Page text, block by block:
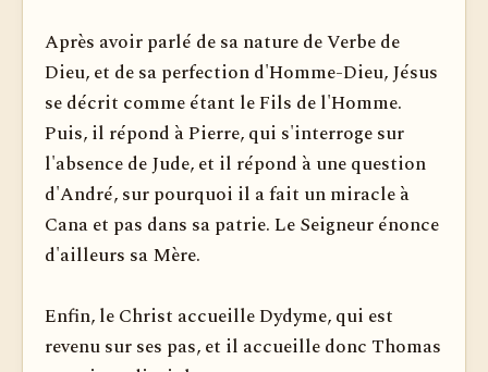
Après avoir parlé de sa nature de Verbe de
Dieu, et de sa perfection d'Homme-Dieu, Jésus
se décrit comme étant le Fils de l'Homme.
Puis, il répond à Pierre, qui s'interroge sur
l'absence de Jude, et il répond à une question
d'André, sur pourquoi il a fait un miracle à
Cana et pas dans sa patrie. Le Seigneur énonce
d'ailleurs sa Mère.
Enfin, le Christ accueille Dydyme, qui est
revenu sur ses pas, et il accueille donc Thomas